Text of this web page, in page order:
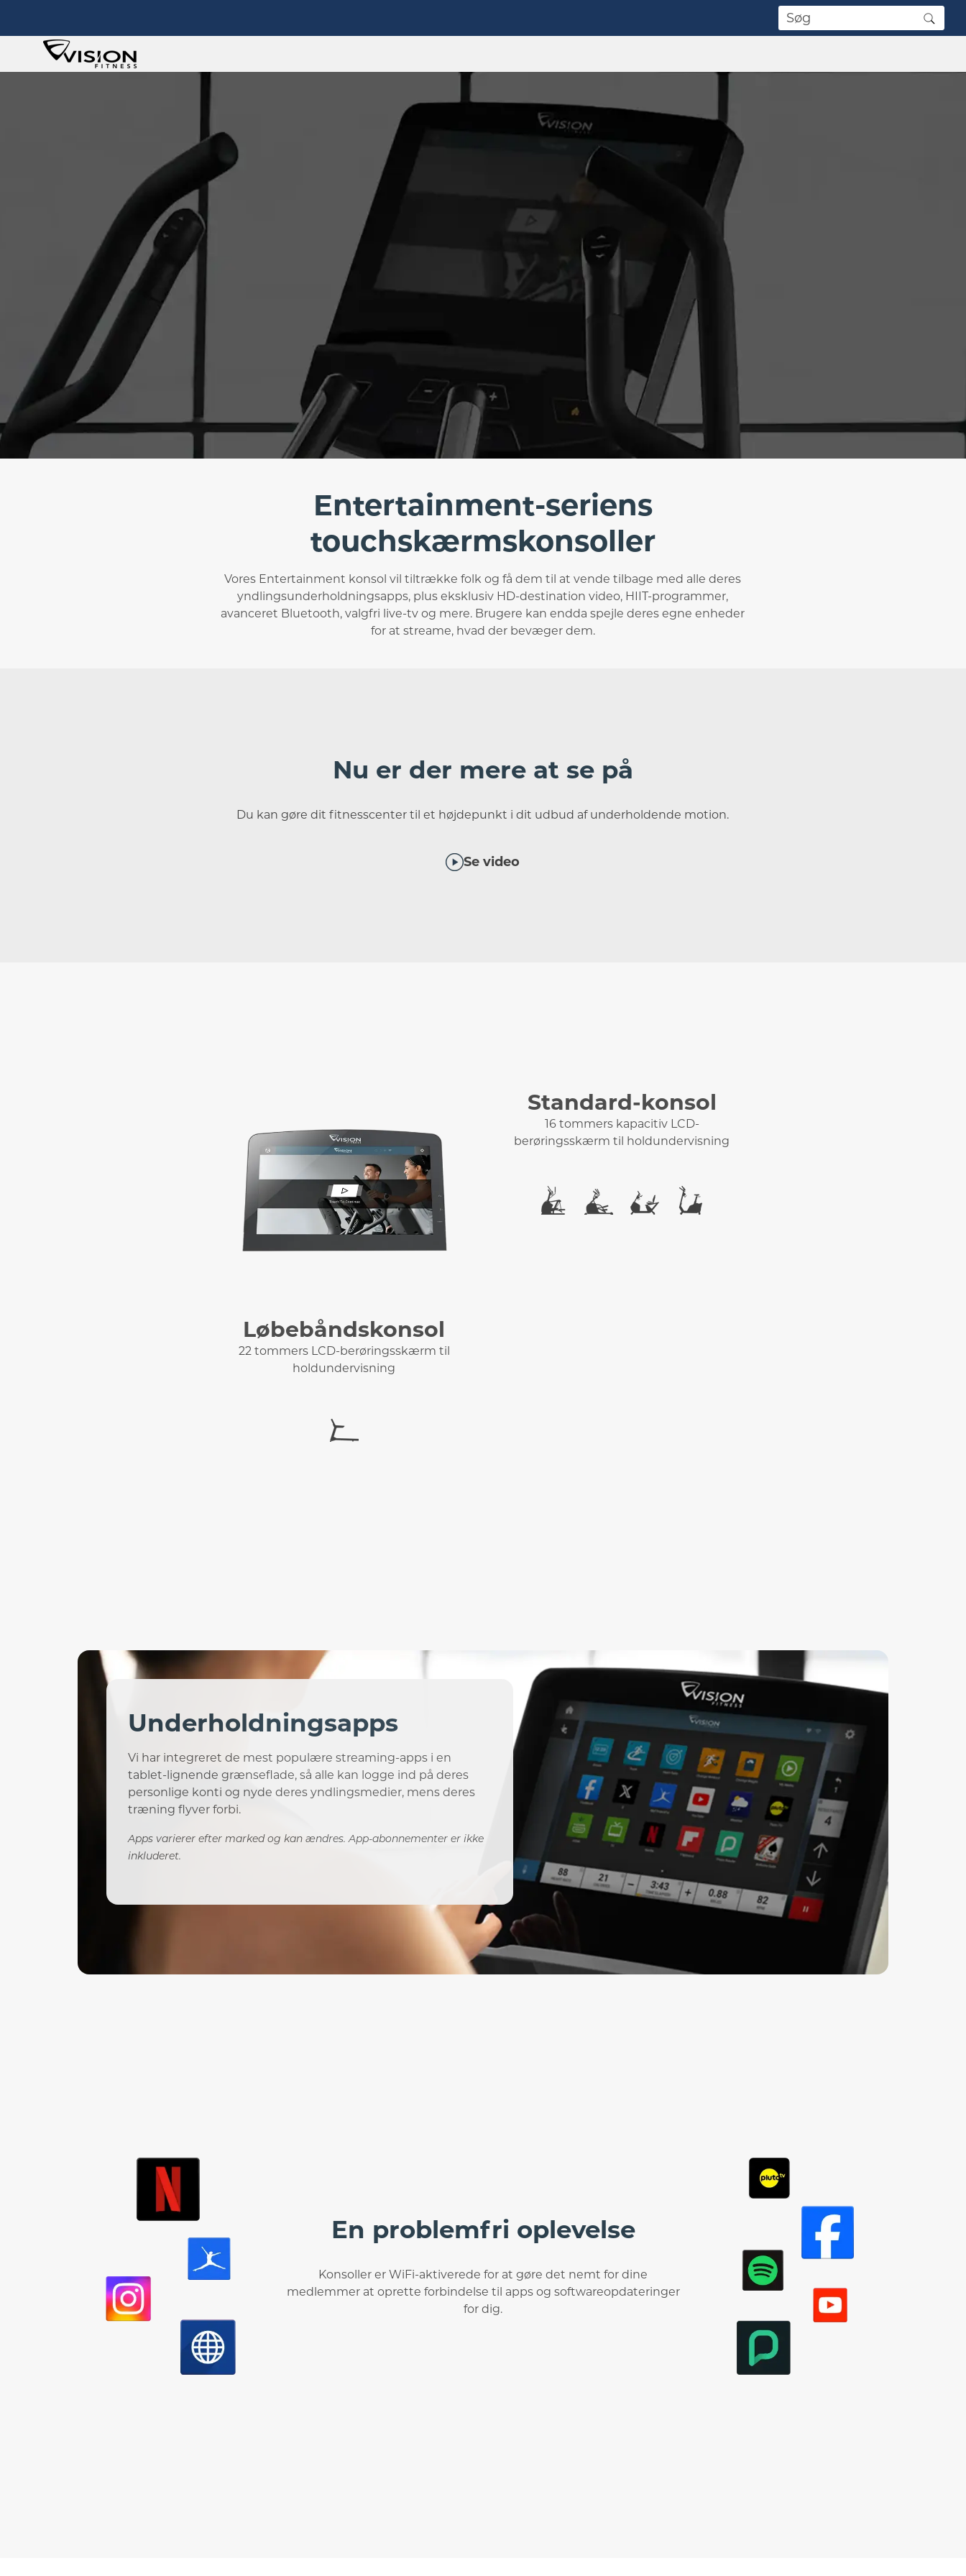
Entertainment-seriens
touchskærmskonsoller
Vores Entertainment konsol vil tiltrække folk og få dem til at vende tilbage med alle deres
yndlingsunderholdningsapps, plus eksklusiv HD-destination video, HIIT-programmer,
avanceret Bluetooth, valgfri live-tv og mere. Brugere kan endda spejle deres egne enheder
for at streame, hvad der bevæger dem.
Nu er der mere at se på
Du kan gøre dit fitnesscenter til et højdepunkt i dit udbud af underholdende motion.
Se video
Løbebåndskonsol
22 tommers LCD-berøringsskærm til
holdundervisning
Standard-konsol
16 tommers kapacitiv LCD-
berøringsskærm til holdundervisning
Underholdningsapps
Vi har integreret de mest populære streaming-apps i en
tablet-lignende grænseflade, så alle kan logge ind på deres
personlige konti og nyde deres yndlingsmedier, mens deres
træning flyver forbi.
Apps varierer efter marked og kan ændres. App-abonnementer er ikke
inkluderet.
En problemfri oplevelse
Konsoller er WiFi-aktiverede for at gøre det nemt for dine
medlemmer at oprette forbindelse til apps og softwareopdateringer
for dig.